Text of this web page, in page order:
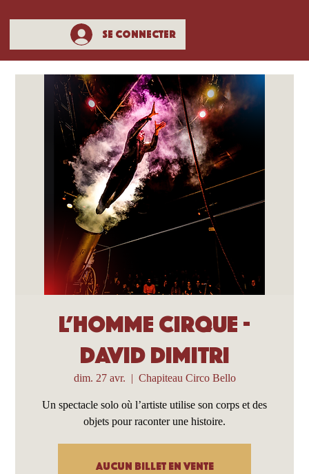
Se connecter
L’Homme Cirque -
David Dimitri
dim. 27 avr.
  |
Chapiteau Circo Bello
Un spectacle solo où l’artiste utilise son corps et des
objets pour raconter une histoire.
Aucun billet en vente